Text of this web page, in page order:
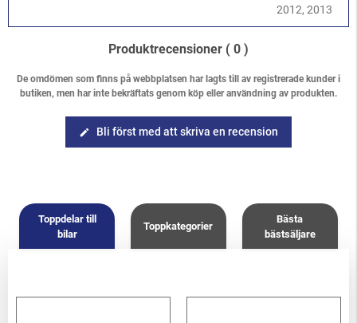
2012, 2013
Produktrecensioner ( 0 )
De omdömen som finns på webbplatsen har lagts till av registrerade kunder i
butiken, men har inte bekräftats genom köp eller användning av produkten.
edit Bli först med att skriva en recension
Toppdelar till
bilar
Toppkategorier
Bästa
bästsäljare